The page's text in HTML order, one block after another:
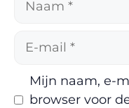
Mijn naam, e-
browser voor